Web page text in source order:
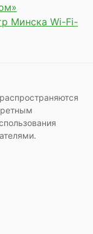
Минска Wi-Fi-